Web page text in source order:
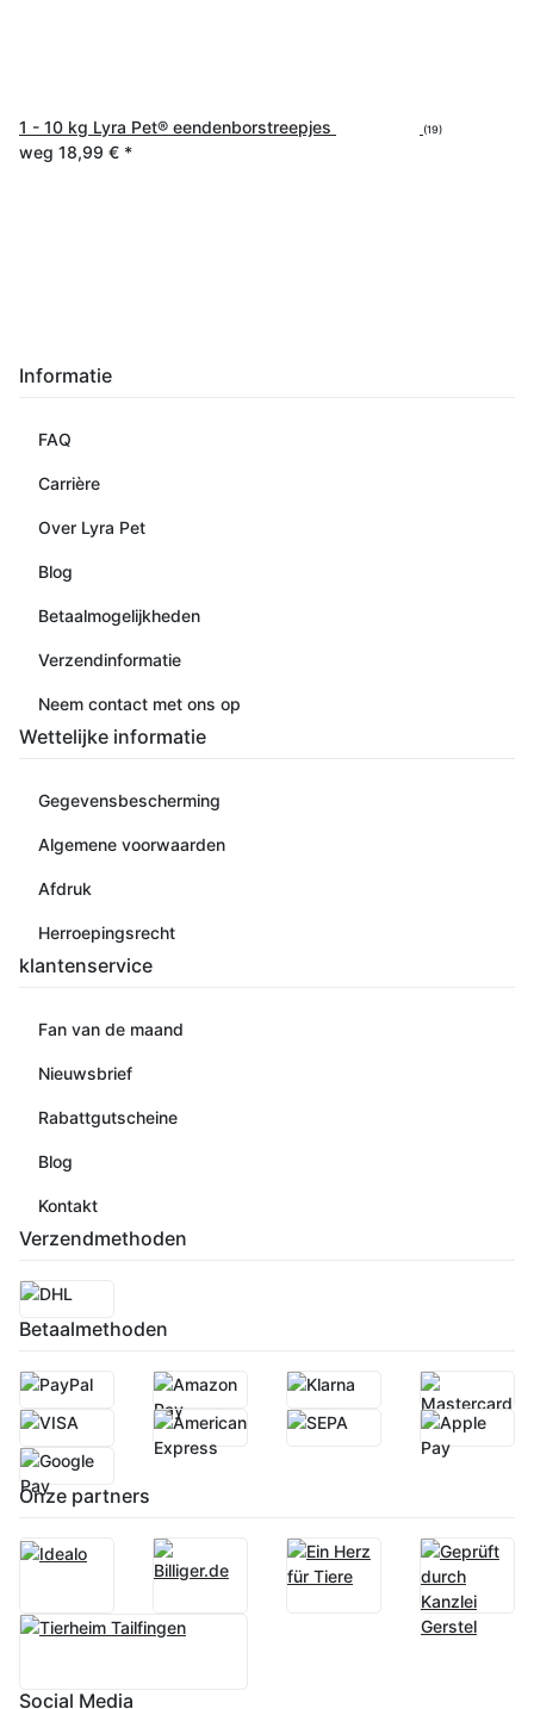
1 - 10 kg Lyra Pet® eendenborstreepjes (19)
weg 18,99 € *
Informatie
FAQ
Carrière
Over Lyra Pet
Blog
Betaalmogelijkheden
Verzendinformatie
Neem contact met ons op
Wettelijke informatie
Gegevensbescherming
Algemene voorwaarden
Afdruk
Herroepingsrecht
klantenservice
Fan van de maand
Nieuwsbrief
Rabattgutscheine
Blog
Kontakt
Verzendmethoden
Betaalmethoden
Onze partners
Social Media